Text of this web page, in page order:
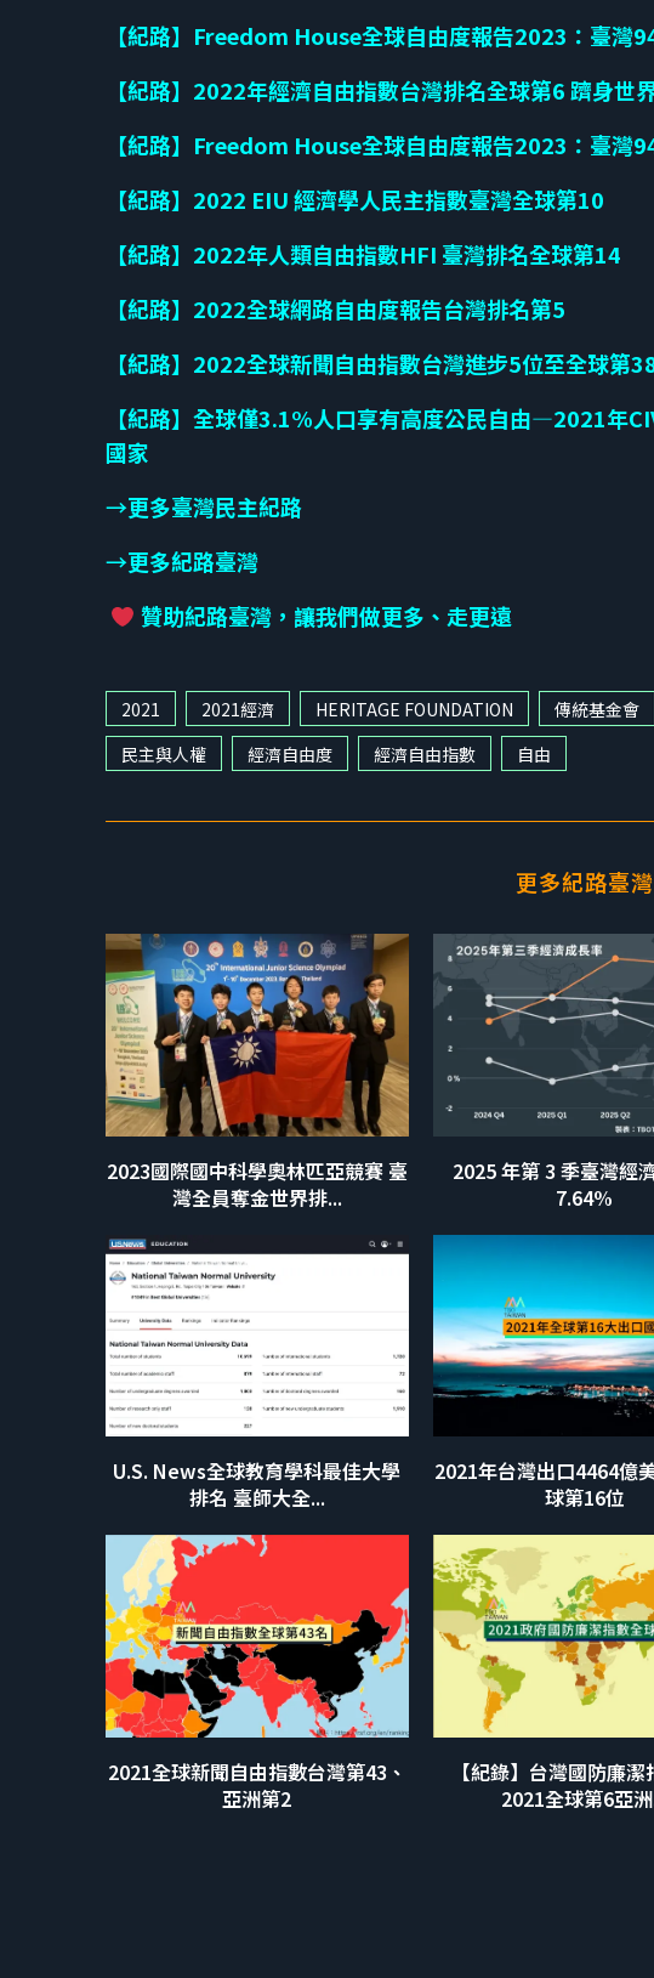
【紀路】Freedom House全球自由度報告2023：臺灣
【紀路】2022年經濟自由指數台灣排名全球第6 躋身世
【紀路】Freedom House全球自由度報告2023：臺灣
【紀路】 2022 EIU經濟學人民主指數臺灣全球第10
【紀路】 2022年人類自由指數HFI 臺灣排名全球第14
【紀路】2022全球網路自由度報告台灣排名第5
【紀路】2022全球新聞自由指數台灣進步5位至全球第
【紀路】全球僅3.1%人口享有高度公民自由—2021年
國家
→更多臺灣民主紀路
→更多紀路臺灣
贊助紀路臺灣，讓我們做更多、走更遠
2021 2021經濟 HERITAGE FOUNDATION 傳統基金會
民主與人權
經濟自由度 經濟自由指數 自由
更多紀路臺灣
2023國際國中科學奧林匹亞競賽 臺
灣全員奪金世界排...
2025 年第 3 季臺灣經
7.64%
U.S. News全球教育學科最佳大學
排名 臺師大全...
2021年台灣出口4464億
球第16位
2021全球新聞自由指數台灣第43、
亞洲第2
【紀錄】台灣國防廉潔
2021全球第6亞